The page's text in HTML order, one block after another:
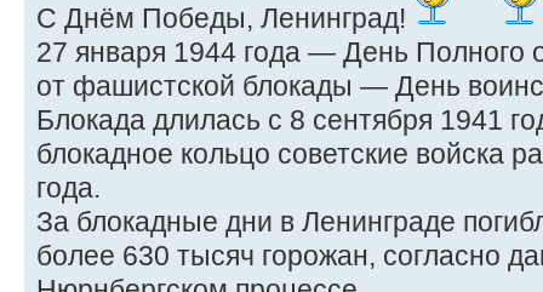
С Днём Победы, Ленинград!
27 января 1944 года — День Полного
от фашистской блокады — День
Блокада длилась с 8 сентября 1941
блокадное кольцо советские войска
года.
За блокадные дни в Ленинграде
более 630 тысяч горожан, согласно